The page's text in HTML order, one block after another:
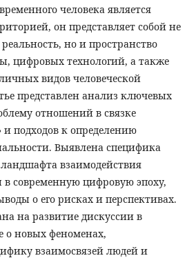
человека является
он представляет собой не
но и пространство
цифровых технологий, а также
видов человеческой
представлен анализ ключевых
отношений в связке
подходов к определению
Выявлена специфика
взаимодействия
современную цифровую эпоху,
о его рисках и перспективах.
на развитие дискуссии в
о новых феноменах,
взаимосвязей людей и